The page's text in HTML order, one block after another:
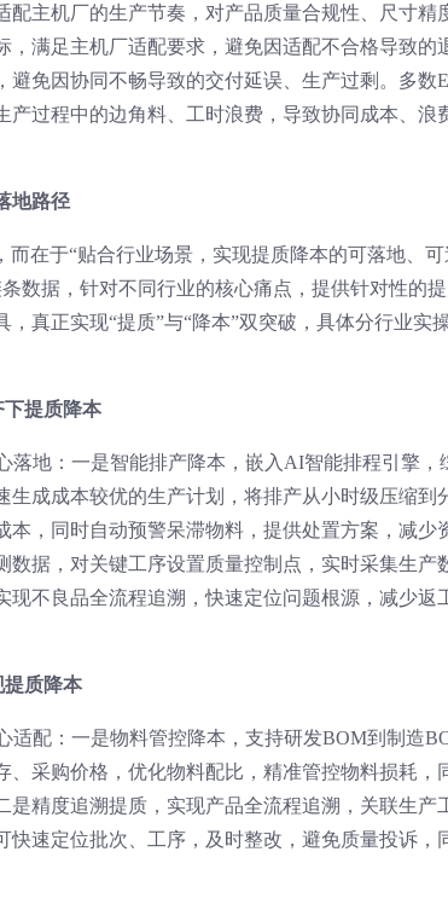
主机厂的生产节奏，对产品质量合规性、尺寸精
满足主机厂适配要求，避免因适配不合格导致的
免因协同不畅导致的交付延误、生产过剩。多数
过程中的边角料、工时浪费，导致协同成本、浪
地路径
在于“贴合行业场景，实现提质降本的可落地、可
数据，针对不同行业的核心痛点，提供针对性的
真正实现“提质”与“降本”双突破，具体分行业实
提质降本
地：一是智能排产降本，嵌入AI智能排程引擎，
成成本较优的生产计划，将排产从小时级压缩到
，同时自动预警呆滞物料，提供处置方案，减少
据，对关键工序设置质量控制点，实时采集生产
不良品全流程追溯，快速定位问题根源，减少返
质降本
配：一是物料管控降本，支持研发BOM到制造
采购价格，优化物料配比，精准管控物料损耗，
精度追溯提质，实现产品全流程追溯，关联生产
速定位批次、工序，及时整改，避免质量投诉，